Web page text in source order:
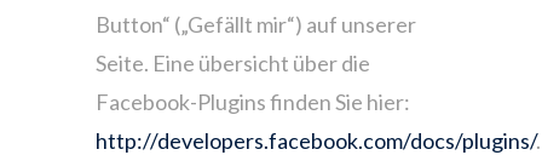
Button“ („Gefällt mir“) auf unserer
Seite. Eine übersicht über die
Facebook-Plugins finden Sie hier:
http://developers.facebook.com/docs/plugins/.